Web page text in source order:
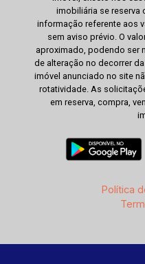
imobiliária se reserva
informação referente aos
sem aviso prévio. O
aproximado, podendo ser
de alteração no decorrer
imóvel anunciado no site
rotatividade. As
em reserva, compra,
Política